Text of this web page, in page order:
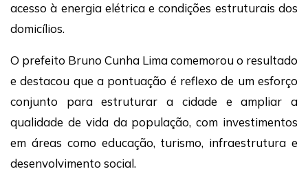
acesso à energia elétrica e condições estruturais dos
domicílios.
O prefeito Bruno Cunha Limacomemorou o resultado
e destacou que a pontuação é reflexo de um esforço
conjunto para estruturar a cidade e ampliar a
qualidade de vida da população, com investimentos
em áreas como educação, turismo, infraestrutura e
desenvolvimento social.